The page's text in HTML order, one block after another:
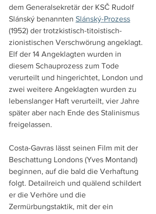
dem Generalsekretär der KSČ Rudolf
Slánský benannten Slánský-Prozess
(1952) der trotzkistisch-titoistisch-
zionistischen Verschwörung angeklagt.
Elf der 14 Angeklagten wurden in
diesem Schauprozess zum Tode
verurteilt und hingerichtet, London und
zwei weitere Angeklagten wurden zu
lebenslanger Haft verurteilt, vier Jahre
später aber nach Ende des Stalinismus
freigelassen.
Costa-Gavras lässt seinen Film mit der
Beschattung Londons (Yves Montand)
beginnen, auf die bald die Verhaftung
folgt. Detailreich und quälend schildert
er die Verhöre und die
Zermürbungstaktik, mit der ein